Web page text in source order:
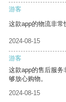
游客
这款app的物流非常
2024-08-15
游客
这款app的售后服
够放心购物。
2024-08-15